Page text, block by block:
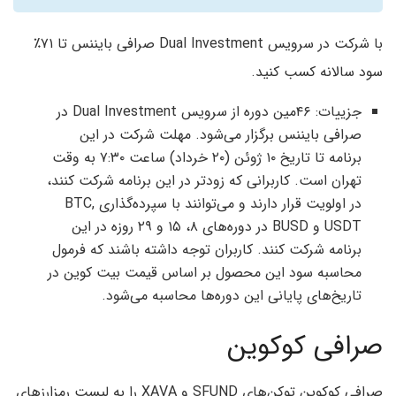
با شرکت در سرویس Dual Investment صرافی بایننس تا ۷۱٪
سود سالانه کسب کنید.
جزییات: ۴۶مین دوره از سرویس Dual Investment در
صرافی بایننس برگزار می‌شود. مهلت شرکت در این
برنامه تا تاریخ ۱۰ ژوئن (۲۰ خرداد) ساعت ۷:۳۰ به وقت
تهران است. کاربرانی که زودتر در این برنامه شرکت کنند،
در اولویت قرار دارند و می‌توانند با سپرده‌گذاری BTC,
USDT و BUSD در دوره‌های ۸، ۱۵ و ۲۹ روزه در این
برنامه شرکت کنند. کاربران توجه داشته باشند که فرمول
محاسبه سود این محصول بر اساس قیمت بیت کوین در
تاریخ‌های پایانی این دوره‌ها محاسبه می‌شود.
صرافی کوکوین